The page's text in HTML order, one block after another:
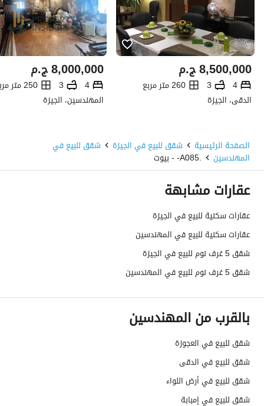
ج.م8,500,000
4
3
260 متر مربع
الدقى، الجيزة
ج.م8,000,000
4
3
250 متر مربع
المهندسين، الجيزة
الصفحة الرئيسية شقق للبيع في الجيزة شقق للبيع في
المهندسين .A085- - بيوت
عقارات مشابهة
عقارات سكنية للبيع في الجيزة
عقارات سكنية للبيع في المهندسين
شقق 5 غرف نوم للبيع في الجيزة
شقق 5 غرف نوم للبيع في المهندسين
بالقرب من المهندسين
شقق للبيع في العجوزة
شقق للبيع في الدقى
شقق للبيع في أرض اللواء
شقق للبيع في إمبابة